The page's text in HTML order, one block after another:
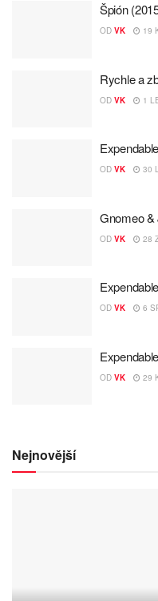
Špión
OD VK 19
Rychle a
OD VK 1
OD VK 30
Gnomeo &
OD VK 28
OD VK 6
OD VK 29
Nejnovější